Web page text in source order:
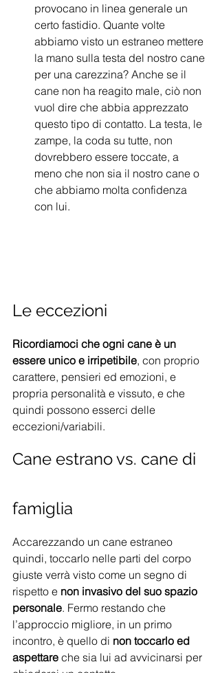
provocano in linea generale un
certo fastidio. Quante volte
abbiamo visto un estraneo mettere
la mano sulla testa del nostro cane
per una carezzina? Anche se il
cane non ha reagito male, ciò non
vuol dire che abbia apprezzato
questo tipo di contatto. La testa, le
zampe, la coda su tutte, non
dovrebbero essere toccate, a
meno che non sia il nostro cane o
che abbiamo molta confidenza
con lui.
Le eccezioni
Ricordiamoci che ogni cane è un
essere unico e irripetibile, con proprio
carattere, pensieri ed emozioni, e
propria personalità e vissuto, e che
quindi possono esserci delle
eccezioni/variabili.
Cane estrano vs. cane di
famiglia
Accarezzando un cane estraneo
quindi, toccarlo nelle parti del corpo
giuste verrà visto come un segno di
rispetto e non invasivo del suo spazio
personale. Fermo restando che
l’approccio migliore, in un primo
incontro, è quello di non toccarlo ed
aspettare che sia lui ad avvicinarsi per